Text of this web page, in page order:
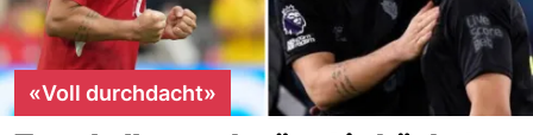
«Voll durchdacht»